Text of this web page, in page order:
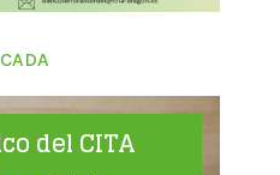
del CITA